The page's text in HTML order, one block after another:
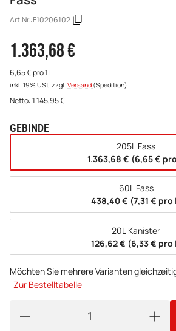
Art.Nr.:F10206102
1.363,68 €
6,65 € pro 1 l
inkl. 19% USt. zzgl. Versand (Spedition)
Netto:1.145,95€
GEBINDE
wählen
205L Fass
1.363,68 € (6,65 €
60L Fass
438,40 € (7,31 € pro
20L Kanister
126,62 € (6,33 € pro
Möchten Sie mehrere Varianten
Zur Bestelltabelle